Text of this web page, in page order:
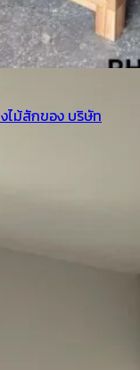
ไม้สักของ บริษัท